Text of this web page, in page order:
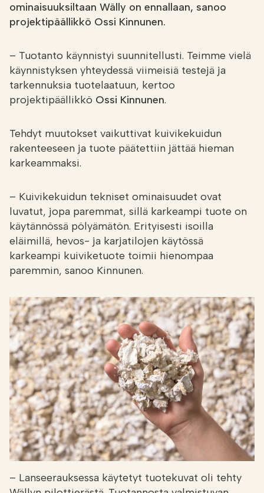
ominaisuuksiltaan Wälly on ennallaan, sanoo
projektipäällikkö Ossi Kinnunen.
– Tuotanto käynnistyi suunnitellusti. Teimme vielä
käynnistyksen yhteydessä viimeisiä testejä ja
tarkennuksia tuotelaatuun, kertoo
projektipäällikkö Ossi Kinnunen.
Tehdyt muutokset vaikuttivat kuivikekuidun
rakenteeseen ja tuote päätettiin jättää hieman
karkeammaksi.
– Kuivikekuidun tekniset ominaisuudet ovat
luvatut, jopa paremmat, sillä karkeampi tuote on
käytännössä pölyämätön. Erityisesti isoilla
eläimillä, hevos- ja karjatilojen käytössä
karkeampi kuiviketuote toimii hienompaa
paremmin, sanoo Kinnunen.
– Lanseerauksessa käytetyt tuotekuvat oli tehty